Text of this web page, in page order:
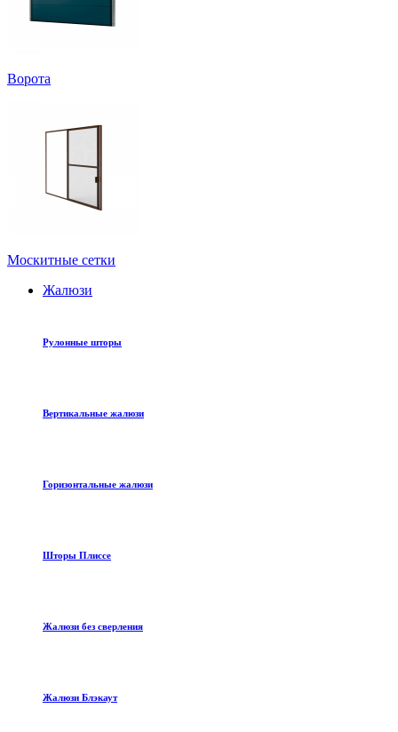
Ворота
Москитные сетки
Жалюзи
Рулонные шторы
Вертикальные жалюзи
Горизонтальные жалюзи
Шторы Плиссе
Жалюзи без сверления
Жалюзи Блэкаут